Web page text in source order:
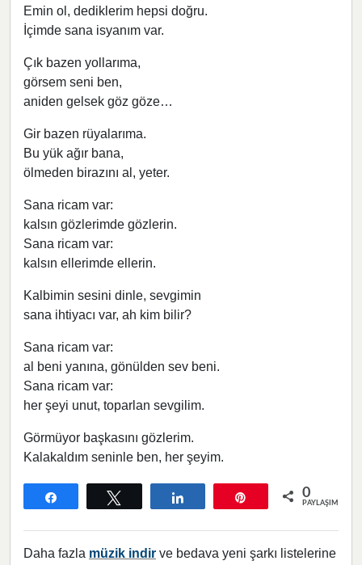
Emin ol, dediklerim hepsi doğru.
İçimde sana isyanım var.
Çık bazen yollarıma,
görsem seni ben,
aniden gelsek göz göze…
Gir bazen rüyalarıma.
Bu yük ağır bana,
ölmeden birazını al, yeter.
Sana ricam var:
kalsın gözlerimde gözlerin.
Sana ricam var:
kalsın ellerimde ellerin.
Kalbimin sesini dinle, sevgimin
sana ihtiyacı var, ah kim bilir?
Sana ricam var:
al beni yanına, gönülden sev beni.
Sana ricam var:
her şeyi unut, toparlan sevgilim.
Görmüyor başkasını gözlerim.
Kalakaldım seninle ben, her şeyim.
0
PAYLAŞIMLAR
Daha fazla müzik indir ve bedava yeni şarkı listelerine